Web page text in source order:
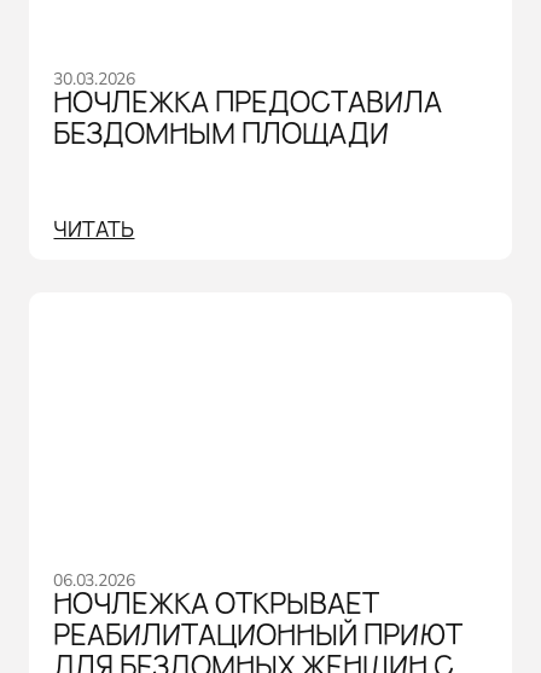
30.03.2026
НОЧЛЕЖКА ПРЕДОСТАВИЛА
БЕЗДОМНЫМ ПЛОЩАДИ
ЧИТАТЬ
06.03.2026
НОЧЛЕЖКА ОТКРЫВАЕТ
РЕАБИЛИТАЦИОННЫЙ ПРИЮТ